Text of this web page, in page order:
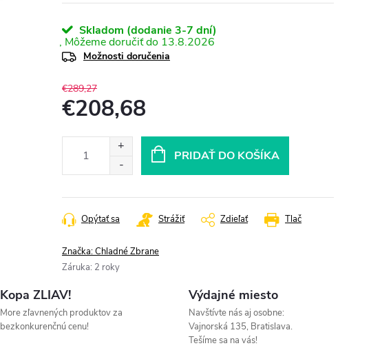
Skladom (dodanie 3-7 dní)
13.8.2026
Možnosti doručenia
€289,27
€208,68
PRIDAŤ DO KOŠÍKA
Tlač
Opýtať sa Strážiť Zdieľať
Značka:Chladné Zbrane
Záruka: 2 roky
Kopa ZLIAV!
More zľavnených produktov za
bezkonkurenčnú cenu!
Výdajné miesto
Navštívte nás aj osobne:
Vajnorská 135, Bratislava.
Tešíme sa na vás!